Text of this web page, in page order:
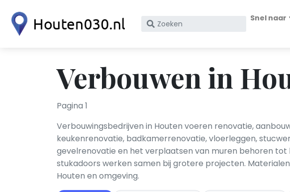
Zoek
KvK
nummer
Snel naar
Verbouwen in
Pagina 1
Verbouwingsbedrijven in Houten voeren renovatie,
keukenrenovatie, badkamerrenovatie, vloerleggen,
gevelrenovatie en het verplaatsen van muren behoren
stukadoors werken samen bij grotere projecten.
Houten en omgeving.